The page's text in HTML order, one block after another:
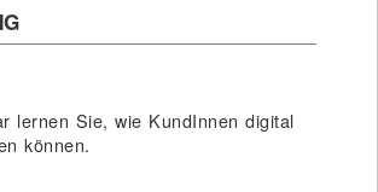
lernen Sie, wie KundInnen digital
können.